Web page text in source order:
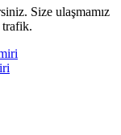
Size ulaşmamız
trafik.